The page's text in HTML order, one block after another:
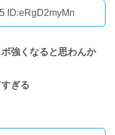
ID:eRgD2myMn
強くなると思わんか
ぎる